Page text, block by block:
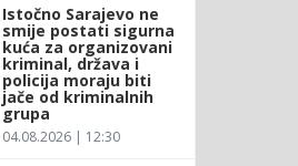
Istočno Sarajevo ne
smije postati sigurna
kuća za organizovani
kriminal, država i
policija moraju biti
jače od kriminalnih
grupa
04.08.2026 | 12:30